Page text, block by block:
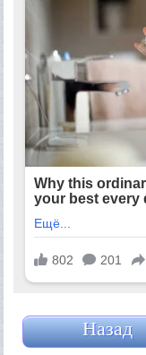
Назад